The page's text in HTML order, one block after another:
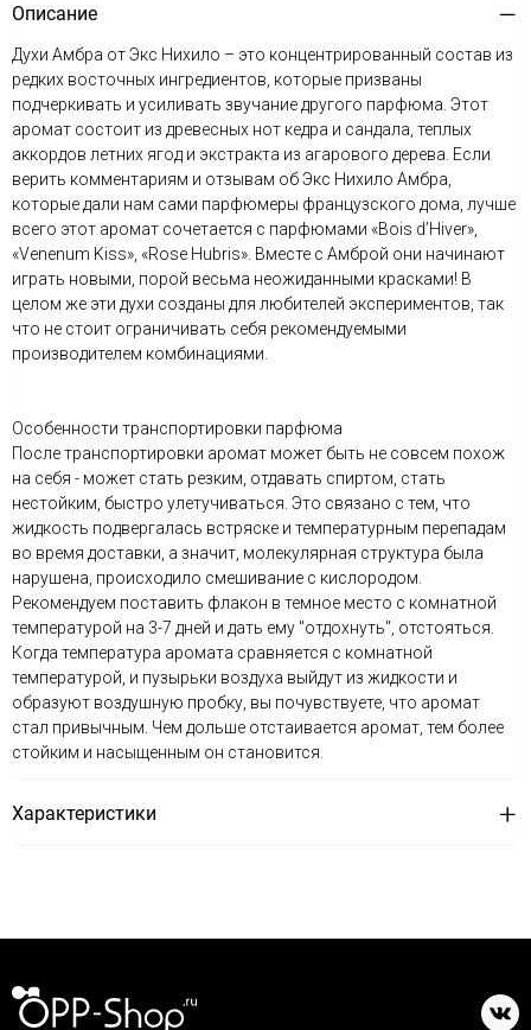
Описание
Духи Амбра от Экс Нихило – это концентрированный состав из
редких восточных ингредиентов, которые призваны
подчеркивать и усиливать звучание другого парфюма. Этот
аромат состоит из древесных нот кедра и сандала, теплых
аккордов летних ягод и экстракта из агарового дерева. Если
верить комментариям и отзывам об Экс Нихило Амбра,
которые дали нам сами парфюмеры французского дома, лучше
всего этот аромат сочетается с парфюмами «Bois d’Hiver»,
«Venenum Kiss», «Rose Hubris». Вместе с Амброй они начинают
играть новыми, порой весьма неожиданными красками! В
целом же эти духи созданы для любителей экспериментов, так
что не стоит ограничивать себя рекомендуемыми
производителем комбинациями.
Особенности транспортировки парфюма
После транспортировки аромат может быть не совсем похож
на себя - может стать резким, отдавать спиртом, стать
нестойким, быстро улетучиваться. Это связано с тем, что
жидкость подвергалась встряске и температурным перепадам
во время доставки, а значит, молекулярная структура была
нарушена, происходило смешивание с кислородом.
Рекомендуем поставить флакон в темное место с комнатной
температурой на 3-7 дней и дать ему "отдохнуть", отстояться.
Когда температура аромата сравняется с комнатной
температурой, и пузырьки воздуха выйдут из жидкости и
образуют воздушную пробку, вы почувствуете, что аромат
стал привычным. Чем дольше отстаивается аромат, тем более
стойким и насыщенным он становится.
Характеристики